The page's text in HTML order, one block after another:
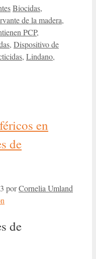
Etiquetas
Biocidas,
de la madera,
PCP,
, Dispositivo de
, Lindano,
en
de
porCornelia Umland
de